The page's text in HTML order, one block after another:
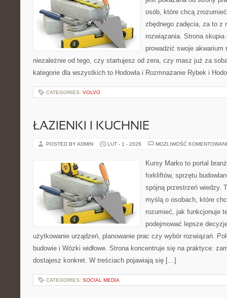
osób, które chcą
zbędnego zadęcia, za to z
rozwiązania. Strona
prowadzić swoje akwarium
niezależnie od tego, czy startujesz od zera, czy masz już za
kategorie dla wszystkich to Hodowla i Rozmnażanie Rybek i
CATEGORIES: VOLVO
ŁAZIENKI I KUCHNIE
POSTED BY ADMIN LUT - 1 - 2026 MOŻLIWOŚĆ
Kursy Marko to portal
forkliftów, sprzętu
spójną przestrzeń wiedzy.
myślą o osobach, które
rozumieć, jak funkcjonuje
podejmować lepsze
użytkowanie urządzeń, planowanie prac czy wybór rozwiązań.
budowie i Wózki widłowe. Strona koncentruje się na praktyce:
dostajesz konkret. W treściach pojawiają się […]
CATEGORIES: SOCIAL MEDIA